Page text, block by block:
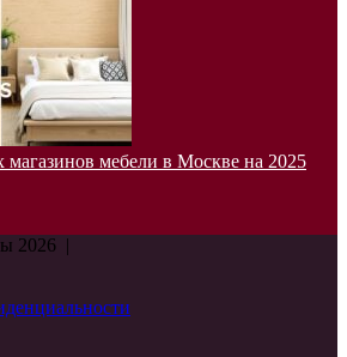
мебели в Москве на 2025
2026 |